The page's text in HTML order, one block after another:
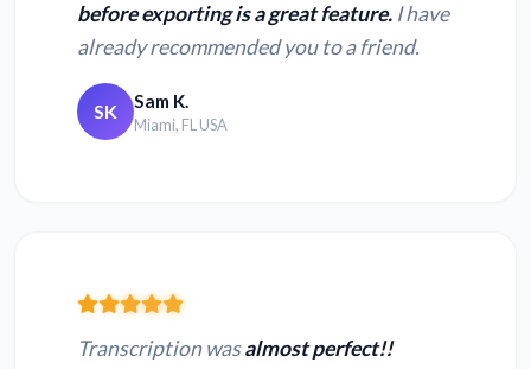
before exporting is a great feature. I have
already recommended you to a friend.
SK Sam K.
Miami, FL USA
Transcription wasalmost perfect!!